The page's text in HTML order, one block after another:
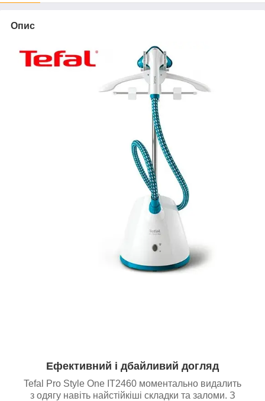
Опис
Ефективний і дбайливий догляд
Tefal Pro Style One IT2460 моментально видалить
з одягу навіть найстійкіші складки та заломи. З